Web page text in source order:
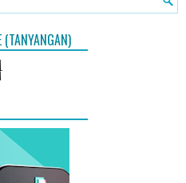
(TANYANGAN)